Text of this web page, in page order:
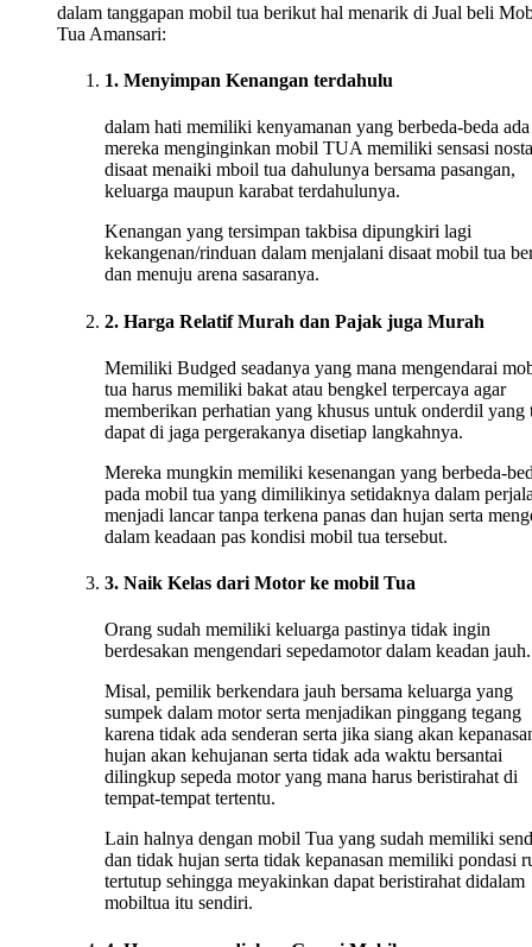
dalam tanggapan mobil tua berikut hal menarik di Jual beli
Tua Amansari:
1. Menyimpan Kenangan terdahulu
dalam hati memiliki kenyamanan yang berbeda-beda
mereka menginginkan mobil TUA memiliki sensasi
disaat menaiki mboil tua dahulunya bersama pasangan,
keluarga maupun karabat terdahulunya.
Kenangan yang tersimpan takbisa dipungkiri lagi
kekangenan/rinduan dalam menjalani disaat mobil tua
dan menuju arena sasaranya.
2. Harga Relatif Murah dan Pajak juga Murah
Memiliki Budged seadanya yang mana mengendarai
tua harus memiliki bakat atau bengkel terpercaya agar
memberikan perhatian yang khusus untuk onderdil yang
dapat di jaga pergerakanya disetiap langkahnya.
Mereka mungkin memiliki kesenangan yang berbeda-
pada mobil tua yang dimilikinya setidaknya dalam
menjadi lancar tanpa terkena panas dan hujan serta
dalam keadaan pas kondisi mobil tua tersebut.
3. Naik Kelas dari Motor ke mobil Tua
Orang sudah memiliki keluarga pastinya tidak ingin
berdesakan mengendari sepedamotor dalam keadan jauh.
Misal, pemilik berkendara jauh bersama keluarga yang
sumpek dalam motor serta menjadikan pinggang tegang
karena tidak ada senderan serta jika siang akan
hujan akan kehujanan serta tidak ada waktu bersantai
dilingkup sepeda motor yang mana harus beristirahat di
tempat-tempat tertentu.
Lain halnya dengan mobil Tua yang sudah memiliki
dan tidak hujan serta tidak kepanasan memiliki pondasi
tertutup sehingga meyakinkan dapat beristirahat didalam
mobiltua itu sendiri.